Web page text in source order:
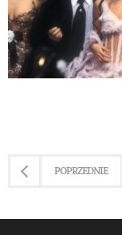
POPRZEDNIE